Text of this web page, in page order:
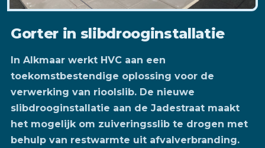
Gorter in slibdrooginstallatie
In Alkmaar werkt HVC aan een
toekomstbestendige oplossing voor de
verwerking van rioolslib. De nieuwe
slibdrooginstallatie aan de Jadestraat maakt
het mogelijk om zuiveringsslib te drogen met
behulp van restwarmte uit afvalverbranding.